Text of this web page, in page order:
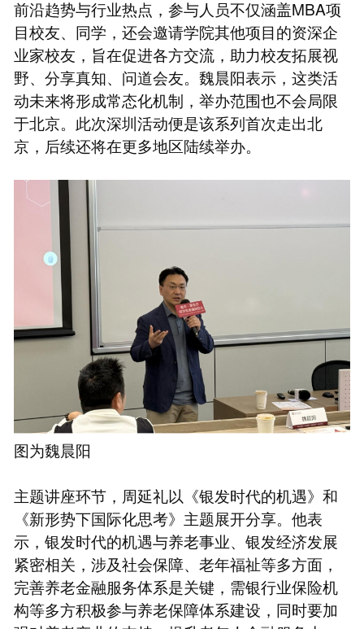
前沿趋势与行业热点，参与人员不仅涵盖MBA项
目校友、同学，还会邀请学院其他项目的资深企
业家校友，旨在促进各方交流，助力校友拓展视
野、分享真知、问道会友。魏晨阳表示，这类活
动未来将形成常态化机制，举办范围也不会局限
于北京。此次深圳活动便是该系列首次走出北
京，后续还将在更多地区陆续举办。
图为魏晨阳
主题讲座环节，周延礼以《银发时代的机遇》和
《新形势下国际化思考》主题展开分享。他表
示，银发时代的机遇与养老事业、银发经济发展
紧密相关，涉及社会保障、老年福祉等多方面，
完善养老金融服务体系是关键，需银行业保险机
构等多方积极参与养老保障体系建设，同时要加